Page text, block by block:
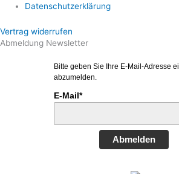
Datenschutzerklärung
Vertrag widerrufen
Abmeldung Newsletter
Bitte geben Sie Ihre E-Mail-Adresse
abzumelden.
E-Mail*
Abmelden